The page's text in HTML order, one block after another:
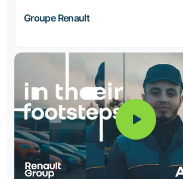
Groupe Renault